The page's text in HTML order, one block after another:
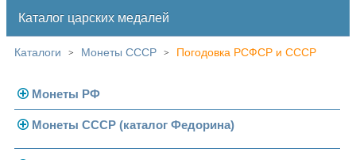
Каталог царских медалей
Каталоги > Монеты СССР > Погодовка РСФСР и СССР
Монеты РФ
Современная Россия
Монеты СССР (каталог Федорина)